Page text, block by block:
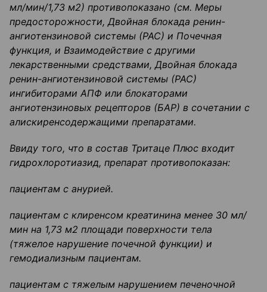
мл/мин/1,73 м2) противопоказано (см. Меры
предосторожности, Двойная блокада ренин-
ангиотензиновой системы (РАС) и Почечная
функция, и Взаимодействие с другими
лекарственными средствами, Двойная блокада
ренин-ангиотензиновой системы (РАС)
ингибиторами АПФ или блокаторами
ангиотензиновых рецепторов (БАР) в сочетании с
алискиренсодержащими препаратами.
Ввиду того, что в состав Тритаце Плюс входит
гидрохлоротиазид, препарат противопоказан:
пациентам с анурией.
пациентам с клиренсом креатинина менее 30 мл/
мин на 1,73 м2 площади поверхности тела
(тяжелое нарушение почечной функции) и
гемодиализным пациентам.
пациентам с тяжелым нарушением печеночной